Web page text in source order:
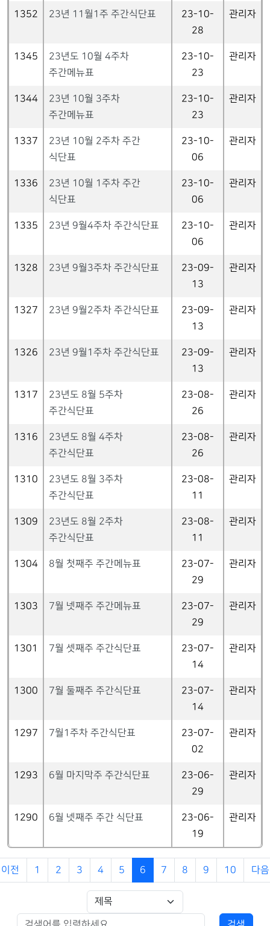
1352 23년 11월1주 주간식단표
23-10-
28
관리자
1345
23년도 10월 4주차
주간메뉴표
23-10-
23
관리자
1344
23년 10월 3주차
주간메뉴표
23-10-
23
관리자
1337
23년 10월 2주차 주간
식단표
23-10-
06
관리자
1336
23년 10월 1주차 주간
식단표
23-10-
06
관리자
1335 23년 9월4주차 주간식단표
23-10-
06
관리자
1328 23년 9월3주차 주간식단표
23-09-
13
관리자
1327 23년 9월2주차 주간식단표
23-09-
13
관리자
1326 23년 9월1주차 주간식단표
23-09-
13
관리자
1317
23년도 8월 5주차
주간식단표
23-08-
26
관리자
1316
23년도 8월 4주차
주간식단표
23-08-
26
관리자
1310
23년도 8월 3주차
주간식단표
23-08-
11
관리자
1309
23년도 8월 2주차
주간식단표
23-08-
11
관리자
1304 8월 첫째주 주간메뉴표
23-07-
29
관리자
1303 7월 넷째주 주간메뉴표
23-07-
29
관리자
1301 7월 셋째주 주간식단표
23-07-
14
관리자
1300 7월 둘째주 주간식단표
23-07-
14
관리자
1297 7월1주차 주간식단표
23-07-
02
관리자
1293 6월 마지막주 주간식단표
23-06-
29
관리자
1290 6월 넷째주 주간 식단표
23-06-
19
관리자
이전 1 2 3 4 5 6 7 8 9 10 다음